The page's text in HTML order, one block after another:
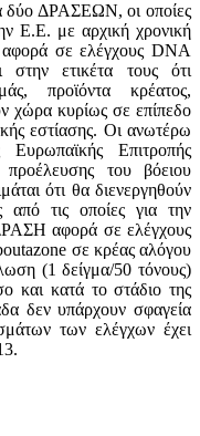
δύο ΔΡΑΣΕΩΝ, οι οποίες
Ε.Ε. με αρχική χρονική
σε ελέγχους DNA
ετικέτα τους ότι
προϊόντα κρέατος,
χώρα κυρίως σε επίπεδο
εστίασης. Οι ανωτέρω
Επιτροπής
προέλευσης του βόειου
ότι θα διενεργηθούν
από τις οποίες για την
αφορά σε ελέγχους
σε κρέας αλόγου
(1 δείγμα/50 τόνους)
και κατά το στάδιο της
δεν υπάρχουν σφαγεία
των ελέγχων έχει